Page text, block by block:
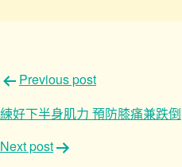
文
章
導
覽
Previous post
練好下半身肌力 預防膝痛兼跌倒
Next post